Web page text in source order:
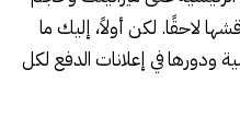
لاحقًا. لكن أولاً، إليك ما
ودورها في إعلانات الدفع لكل